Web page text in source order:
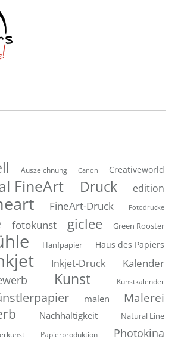
Auszeichnung Canon Creativeworld
FineArt Druck edition
FineArt-Druck Fotodrucke
fotokunst giclee Green Rooster
Hanfpapier Haus des Papiers
Inkjet-Druck Kalender
Kunst Kunstkalender
malen Malerei
Nachhaltigkeit Natural Line
Papierproduktion Photokina